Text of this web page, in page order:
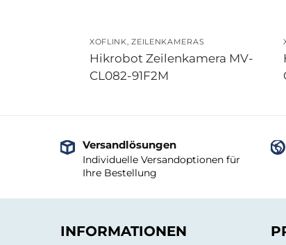
XOFLINK ,ZEILENKAMERAS
Hikrobot Zeilenkamera MV-
CL082-91F2M
Versandlösungen
Individuelle Versandoptionen für
Ihre Bestellung
INFORMATIONEN